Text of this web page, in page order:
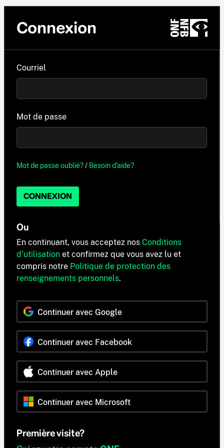
Connexion
Courriel
Mot de passe
Mot de passe oublié?/ Besoin d'aide?
CONNEXION
Ou
En continuant, vous acceptez nos Conditions
d'utilisation et confirmez que vous avez lu et
compris notre Politique de protection des
renseignements personnels.
Continuer avec Google
Continuer avec Facebook
Continuer avec Apple
Continuer avec Microsoft
Première visite?